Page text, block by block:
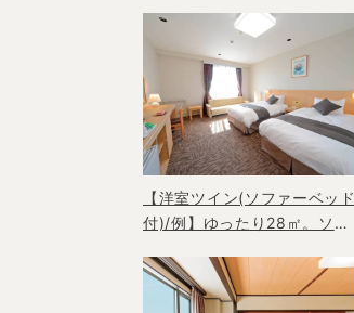
【洋室ツイン(ソファーベッド
付)/例】ゆったり28㎡。ソフ
で収容可能